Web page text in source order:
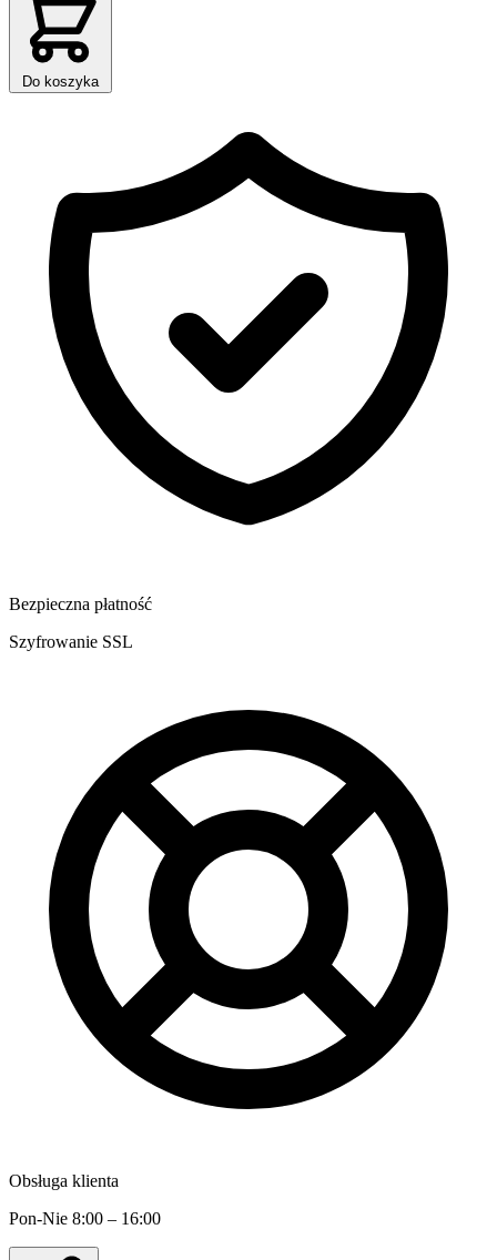
Do koszyka
Bezpieczna płatność
Szyfrowanie SSL
Obsługa klienta
Pon-Nie 8:00 – 16:00